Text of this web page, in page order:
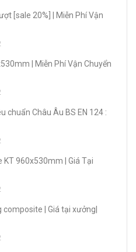
[sale 20%] | Miễn Phí Vận
| Miễn Phí Vận Chuyển
chuẩn Châu Âu BS EN 124 :
KT 960x530mm | Giá Tại
| Giá tại xưởng|